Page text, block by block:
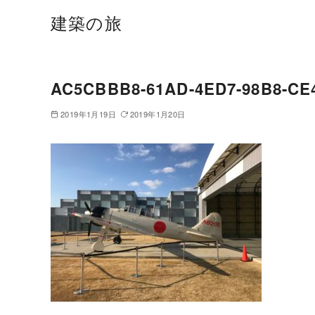
建築の旅
AC5CBBB8-61AD-4ED7-98B8-
2019年1月19日 2019年1月20日